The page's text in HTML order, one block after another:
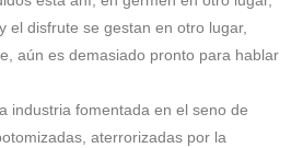
el disfrute se gestan en otro lugar,
aún es demasiado pronto para hablar
industria fomentada en el seno de
aterrorizadas por la